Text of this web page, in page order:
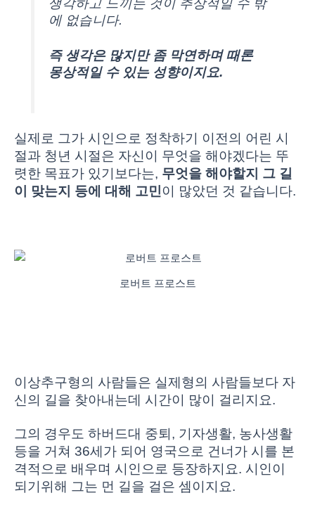
생각하고 느끼는 것이 추상적일 수 밖
에 없습니다.
즉 생각은 많지만 좀 막연하며 때론
몽상적일 수 있는 성향이지요.
실제로 그가 시인으로 정착하기 이전의 어린 시
절과 청년 시절은 자신이 무엇을 해야겠다는 뚜
렷한 목표가 있기보다는, 무엇을 해야할지 그 길
이 맞는지 등에 대해 고민이 많았던 것 같습니다.
로버트 프로스트
이상추구형의 사람들은 실제형의 사람들보다 자
신의 길을 찾아내는데 시간이 많이 걸리지요.
그의 경우도 하버드대 중퇴, 기자생활, 농사생활
등을 거쳐 36세가 되어 영국으로 건너가 시를 본
격적으로 배우며 시인으로 등장하지요. 시인이
되기위해 그는 먼 길을 걸은 셈이지요.